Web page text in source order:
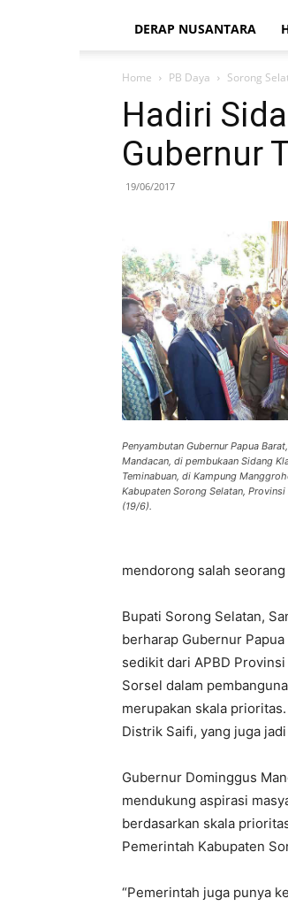
DERAP NUSANTARA
Home PB Daya Sorong
Hadiri
Gubernur
19/06/2017
Penyambutan Gubernur Papua
Mandacan, di pembukaan Sidang
Teminabuan, di Kampung
Kabupaten Sorong Selatan, Provinsi
(19/6).
mendorong salah
Bupati Sorong Selatan,
berharap Gubernur
sedikit dari APBD
Sorsel dalam
merupakan skala
Distrik Saifi, yang juga
Gubernur Dominggus
mendukung aspirasi
berdasarkan skala
Pemerintah Kabupaten
“Pemerintah juga punya